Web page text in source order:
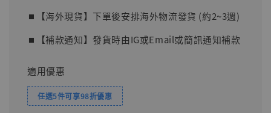
⏹︎【海外現貨】下單後安排海外物流發貨 (約2~3週)
⏹︎【補款通知】發貨時由IG或Email或簡訊通知補款
適用優惠
任選5件可享98折優惠